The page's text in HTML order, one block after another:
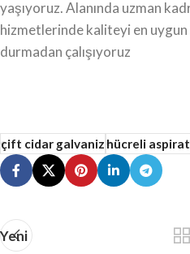
yaşıyoruz. Alanında uzman
hizmetlerinde kaliteyi en
durmadan çalışıyoruz
çift cidar galvanizhücreli
Yeni